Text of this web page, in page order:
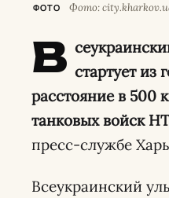
ФОТО Фото:
В стартует из
расстояние в 500
танковых войск
пресс-службе
Всеукраинский